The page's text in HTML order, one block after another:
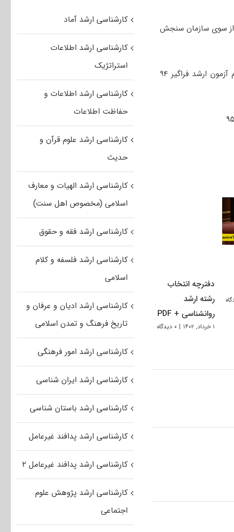
دفترچه ثبت نام آزمون ورودی کارشناسی ارشد دوره های فراگیر پیام نور سال ۹۴ از سوی سازمان سنجش
داوطلبان عزیز می توانند از طریق لینک زیر نسبت به دریافت دفترچه ثبت نام آزمون ارشد فراگیر ۹۴
دفترچه انتخاب
رشته ارشد
روانشناسی + PDF
۱ خرداد, ۱۴۰۲ | ۰ دیدگاه
کارشناسی ارشد آماد
کارشناسی ارشد اطلاعات
استراتژیک
کارشناسی ارشد اطلاعات و
حفاظت اطلاعات
کارشناسی ارشد علوم قرآن و
حدیث
کارشناسی ارشد الهیات و معارف
اسلامی (مخصوص اهل سنت)
کارشناسی ارشد فقه و حقوق
کارشناسی ارشد فلسفه و کلام
اسلامی
کارشناسی ارشد ادیان و عرفان و
تاریخ فرهنگ و تمدن اسلامی
کارشناسی ارشد امور فرهنگی
کارشناسی ارشد ایران شناسی
کارشناسی ارشد باستان شناسی
کارشناسی ارشد پدافند غیرعامل
کارشناسی ارشد پدافند غیرعامل ۲
کارشناسی ارشد پژوهش علوم
اجتماعی